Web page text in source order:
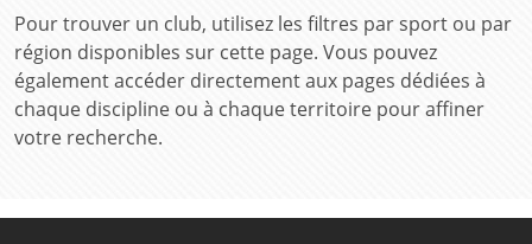
Pour trouver un club, utilisez les filtres par sport ou par
région disponibles sur cette page. Vous pouvez
également accéder directement aux pages dédiées à
chaque discipline ou à chaque territoire pour affiner
votre recherche.